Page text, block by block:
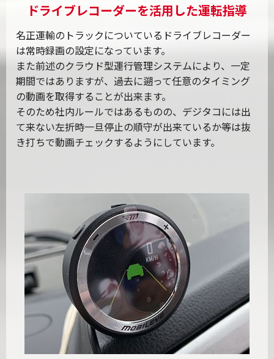
ドライブレコーダーを活用した運転指導
名正運輸のトラックについているドライブレコーダー
は常時録画の設定になっています。
また前述のクラウド型運行管理システムにより、一定
期間ではありますが、過去に遡って任意のタイミング
の動画を取得することが出来ます。
そのため社内ルールではあるものの、デジタコには出
て来ない左折時一旦停止の順守が出来ているか等は抜
き打ちで動画チェックするようにしています。